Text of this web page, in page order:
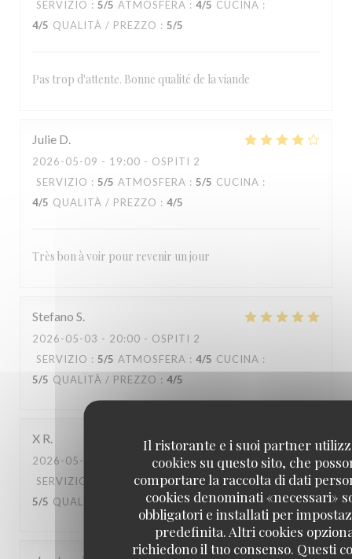
Il ristorante e i suoi partner
cookies su questo sito, che
comportare la raccolta di dati
cookies denominati «necessari»
obbligatori e installati per
predefinita. Altri cookies
richiedono il tuo consenso. Questi
SERVIZIO : 5/5 ATMOSFERA : 4/5 CUCINA :
4/5 QUALITÀ / PREZZO : 5/5
Pas trop d'attente. Bonne qualité de la viande
Julie D
2026-05-09 - 19:00 - OSPITI 2
SERVIZIO : 5/5 ATMOSFERA : 5/5 CUCINA :
4/5 QUALITÀ / PREZZO : 4/5
Très bon à voir pour revenir un jour
Stefano S
2026-05-03 - 20:00 - OSPITI 2
SERVIZIO : 5/5 ATMOSFERA : 4/5 CUCINA :
5/5 QUALITÀ / PREZZO : 4/5
X R
2026-05-02
- 20:30 - OSPITI 2
SERVIZIO
ATMOSFERA: 5/5 CUCINA :
5/5 QUALITÀ / PREZZO: 5/5